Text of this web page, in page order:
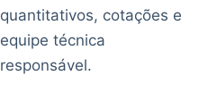
quantitativos, cotações e
equipe técnica
responsável.